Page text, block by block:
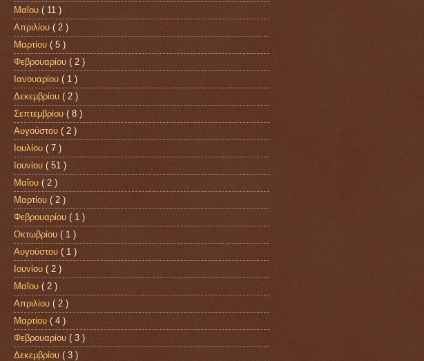
Μαΐου ( 11 )
Απριλίου ( 2 )
Μαρτίου ( 5 )
Φεβρουαρίου ( 2 )
Ιανουαρίου ( 1 )
Δεκεμβρίου ( 2 )
Σεπτεμβρίου ( 8 )
Αυγούστου ( 2 )
Ιουλίου ( 7 )
Ιουνίου ( 51 )
Μαΐου ( 2 )
Μαρτίου ( 2 )
Φεβρουαρίου ( 1 )
Οκτωβρίου ( 1 )
Αυγούστου ( 1 )
Ιουνίου ( 2 )
Μαΐου ( 2 )
Απριλίου ( 2 )
Μαρτίου ( 4 )
Φεβρουαρίου ( 3 )
Δεκεμβρίου ( 3 )